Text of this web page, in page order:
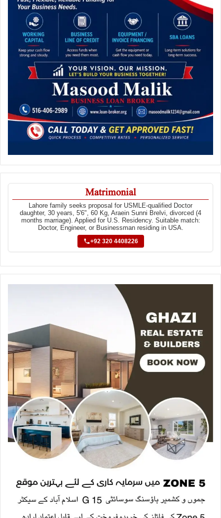
Matrimonial
Lahore family seeks proposal for USMLE-qualified Doctor
daughter, 30 years, 5'6", 60 Kg, Araein Sunni Brelvi, divorced (4
months marriage). Applied for U.S. Residency. Suitable match:
Doctor, Engineer, or Businessman residing in USA.
+92 320 4408226